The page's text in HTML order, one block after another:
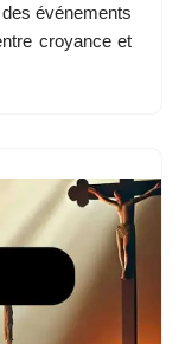
événements
croyance et